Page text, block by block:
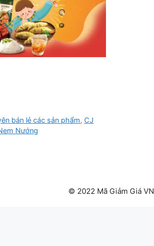
bán lẻ các sản phẩm, CJ
Nướng
© 2022 Mã Giảm Giá VN